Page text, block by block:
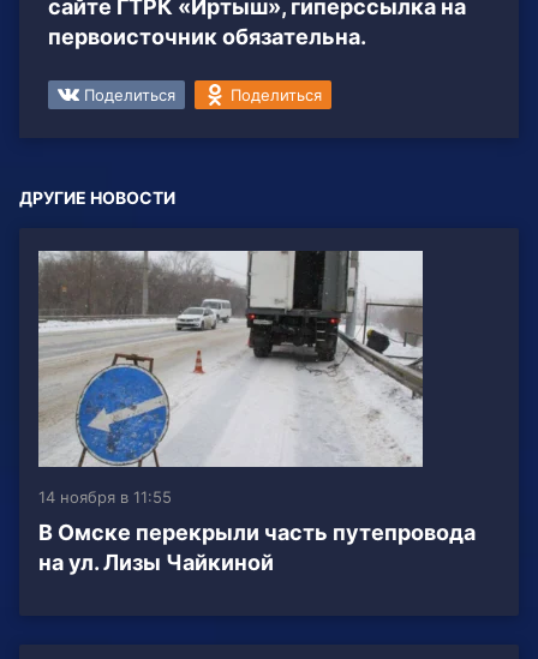
сайте ГТРК «Иртыш», гиперссылка на
первоисточник обязательна.
Поделиться Поделиться
ДРУГИЕ НОВОСТИ
14 ноября в 11:55
️В Омске перекрыли часть путепровода
на ул. Лизы Чайкиной